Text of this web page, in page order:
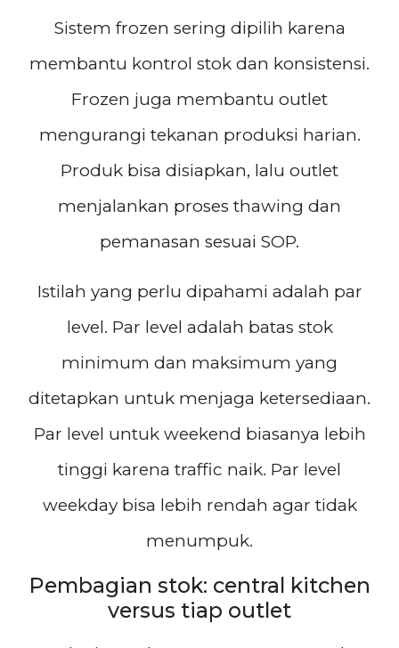
Sistem frozen sering dipilih karena
membantu kontrol stok dan konsistensi.
Frozen juga membantu outlet
mengurangi tekanan produksi harian.
Produk bisa disiapkan, lalu outlet
menjalankan proses thawing dan
pemanasan sesuai SOP.
Istilah yang perlu dipahami adalah par
level. Par level adalah batas stok
minimum dan maksimum yang
ditetapkan untuk menjaga ketersediaan.
Par level untuk weekend biasanya lebih
tinggi karena traffic naik. Par level
weekday bisa lebih rendah agar tidak
menumpuk.
Pembagian stok: central kitchen
versus tiap outlet